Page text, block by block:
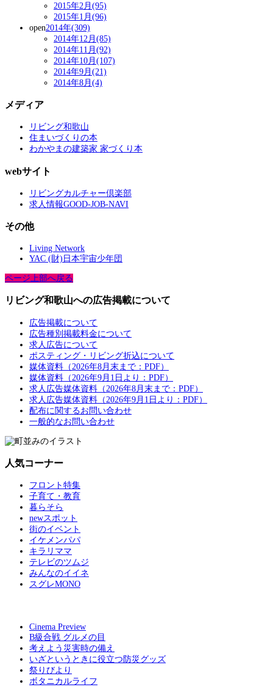
2015年2月(95)
2015年1月(96)
open2014年(309)
2014年12月(85)
2014年11月(92)
2014年10月(107)
2014年9月(21)
2014年8月(4)
メディア
リビング和歌山
住まいづくりの本
わかやまの建築家 家づくり本
webサイト
リビングカルチャー倶楽部
求人情報GOOD-JOB-NAVI
その他
Living Network
YAC (財)日本宇宙少年団
ページ上部へ戻る
リビング和歌山への広告掲載について
広告掲載について
広告種別掲載料金について
求人広告について
ポスティング・リビング折込について
媒体資料（2026年8月末まで：PDF）
媒体資料（2026年9月1日より：PDF）
求人広告媒体資料（2026年8月末まで：PDF）
求人広告媒体資料（2026年9月1日より：PDF）
配布に関するお問い合わせ
一般的なお問い合わせ
人気コーナー
フロント特集
子育て・教育
暮らそら
newスポット
街のイベント
イケメンパパ
キラリママ
テレビのツムジ
みんなのイイネ
スグレMONO
Cinema Preview
B級合戦 グルメの目
考えよう災害時の備え
いざというときに役立つ防災グッズ
祭りびより
ボタニカルライフ